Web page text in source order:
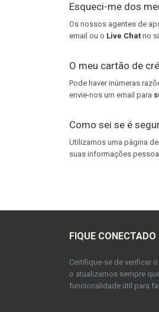
Esqueci-me dos
Os nossos agentes de
email ou o Live Chat no
O meu cartão de
Pode haver inúmeras
envie-nos um email para
Como sei se é
Utilizamos uma página
suas informações
FIQUE CONECTADO
Certifique-se de verificar
o atualizamos sempre
funcionalidade útil para